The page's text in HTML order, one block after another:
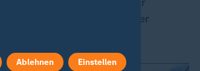
Das Opfer kam per
Ablehnen Einstellen